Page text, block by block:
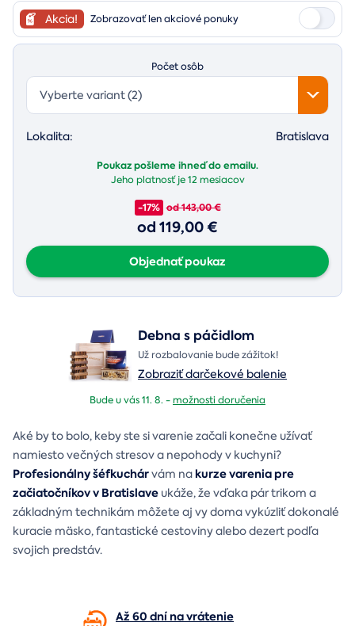
Akcia! Zobrazovať len akciové ponuky
Počet osôb
Vyberte variant (2)
Lokalita: Bratislava
Poukaz pošleme ihneď do emailu.
Jeho platnosť je12 mesiacov
-17% od 143,00 €
od 119,00 €
Objednať poukaz
Debna s páčidlom
Už rozbalovanie bude zážitok!
Zobraziť darčekové balenie
Bude u vás 11. 8. -možnosti doručenia
Aké by to bolo, keby ste si varenie začali konečne užívať
namiesto večných stresov a nepohody v kuchyni?
Profesionálny šéfkuchárvám nakurze varenia pre
začiatočníkov v Bratislave ukáže, že vďaka pár trikom a
základným technikám môžete aj vy doma vykúzliť dokonalé
kuracie mäsko, fantastické cestoviny alebo dezert podľa
svojich predstáv.
Až 60 dní na vrátenie